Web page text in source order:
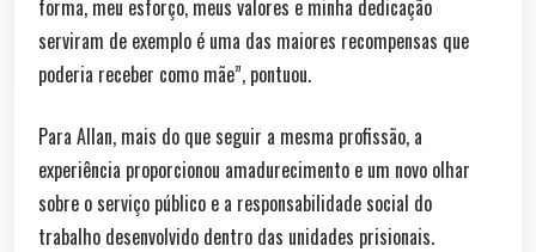
forma, meu esforço, meus valores e minha dedicação
serviram de exemplo é uma das maiores recompensas que
poderia receber como mãe”, pontuou.
Para Allan, mais do que seguir a mesma profissão, a
experiência proporcionou amadurecimento e um novo olhar
sobre o serviço público e a responsabilidade social do
trabalho desenvolvido dentro das unidades prisionais.